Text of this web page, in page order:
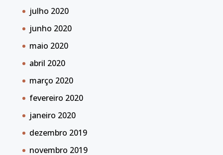
julho 2020
junho 2020
maio 2020
abril 2020
março 2020
fevereiro 2020
janeiro 2020
dezembro 2019
novembro 2019